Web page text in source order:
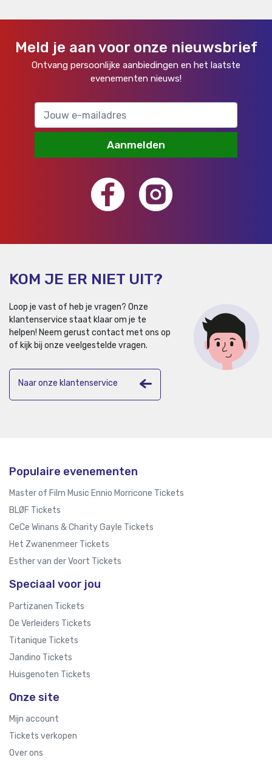
Meld je aan voor onze nieuwsbrief
Ontvang persoonlijke aanbiedingen en het laatste
evenementen nieuws!
Aanmelden
KOM JE ER NIET UIT?
Loop je vast of heb je vragen? Onze
klantenservice staat klaar om je te
helpen! Neem gerust contact met ons op
of kijk bij onze veelgestelde vragen.
Naar onze klantenservice
Populaire evenementen
Master of Film Music Ennio Morricone Tickets
BLØF Tickets
CeCe Winans & Charity Gayle Tickets
Het Zwanenmeer Tickets
Esther van der Voort Tickets
Speciaal voor jou
Partizanen Tickets
De Verleiders Tickets
Titanique Tickets
Jandino Tickets
Huisgenoten Tickets
Onze site
Mijn account
Tickets verkopen
Over ons